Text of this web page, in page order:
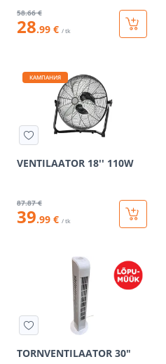
58.66 €
28.99 € / tk
КАМПАНИЯ
VENTILAATOR 18'' 110W
87.87 €
39.99 € / tk
TORNVENTILAATOR 30"